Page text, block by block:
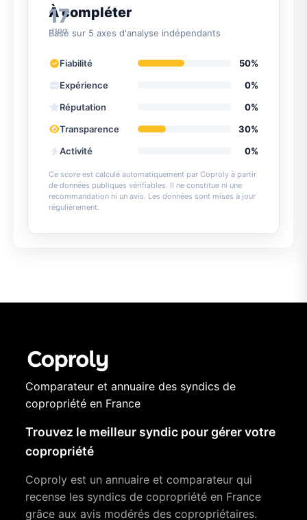
17
/100
À compléter
Basé sur 5 axes d'analyse indépendants
Fiabilité
50%
Expérience
0%
Réputation
0%
Transparence
30%
Activité
0%
Ce score est calculé automatiquement par Coproly à partir
de données publiques vérifiables. Il ne constitue ni une
recommandation ni un avis. Les données sont mises à jour
régulièrement.
Comparateur et annuaire des syndics de
copropriété en France
Trouvez le meilleur syndic pour gérer votre
copropriété
Coproly est un annuaire et comparateur qui
recense les syndics de copropriété en France
grâce aux avis modérés des copropriétaires.